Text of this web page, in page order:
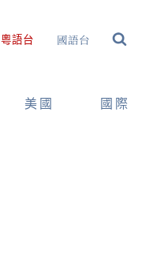
粵語台 國語台
美國 國際